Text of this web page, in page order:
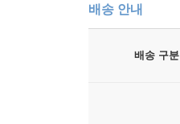
배송 안내
배송 구분